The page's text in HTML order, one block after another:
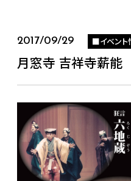
2017/09/29 ■イベン
月窓寺 吉祥寺薪能